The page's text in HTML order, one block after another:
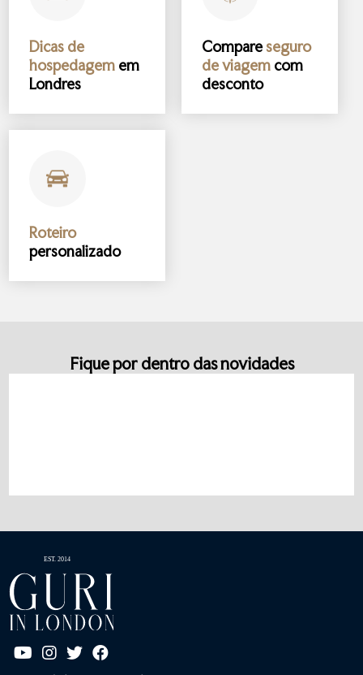
Dicas de
hospedagem em
Londres
Compareseguro
de viagem com
desconto
Roteiro
personalizado
Fique por dentro das novidades